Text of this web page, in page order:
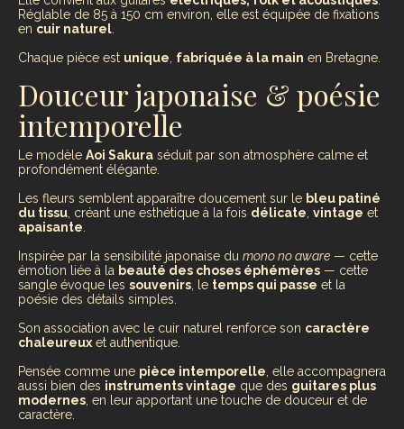
Réglable de 85 à 150 cm environ, elle est équipée de fixations
en cuir naturel
Chaque pièce est unique fabriquée à la main en Bretagne.
Douceur japonaise & poésie
intemporelle
Le modèle Aoi Sakura séduit par son atmosphère calme et
profondément élégante.
Les fleurs semblent apparaître doucement sur le bleu patiné
du tissu , créant une esthétique à la fois délicate vintage et
apaisante
Inspirée par la sensibilité japonaise du mono no aware — cette
émotion liée à la beauté des choses éphémères — cette
sangle évoque les souvenirs , le temps qui passe et la
poésie des détails simples.
Son association avec le cuir naturel renforce son caractère
chaleureux et authentique.
Pensée comme une pièce intemporelle , elle accompagnera
aussi bien des instruments vintage que des guitares plus
modernes , en leur apportant une touche de douceur et de
caractère.